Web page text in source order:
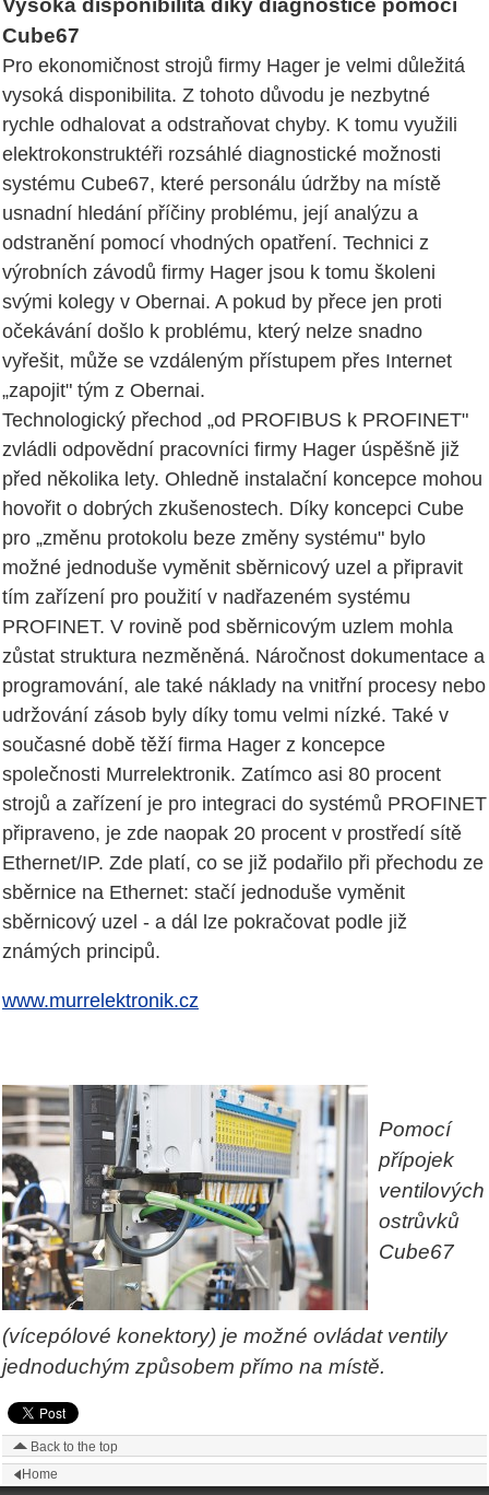
Vysoká disponibilita díky diagnostice pomocí
Cube67
Pro ekonomičnost strojů firmy Hager je velmi důležitá
vysoká disponibilita. Z tohoto důvodu je nezbytné
rychle odhalovat a odstraňovat chyby. K tomu využili
elektrokonstruktéři rozsáhlé diagnostické možnosti
systému Cube67, které personálu údržby na místě
usnadní hledání příčiny problému, její analýzu a
odstranění pomocí vhodných opatření. Technici z
výrobních závodů firmy Hager jsou k tomu školeni
svými kolegy v Obernai. A pokud by přece jen proti
očekávání došlo k problému, který nelze snadno
vyřešit, může se vzdáleným přístupem přes Internet
„zapojit" tým z Obernai.
Technologický přechod „od PROFIBUS k PROFINET"
zvládli odpovědní pracovníci firmy Hager úspěšně již
před několika lety. Ohledně instalační koncepce mohou
hovořit o dobrých zkušenostech. Díky koncepci Cube
pro „změnu protokolu beze změny systému" bylo
možné jednoduše vyměnit sběrnicový uzel a připravit
tím zařízení pro použití v nadřazeném systému
PROFINET. V rovině pod sběrnicovým uzlem mohla
zůstat struktura nezměněná. Náročnost dokumentace a
programování, ale také náklady na vnitřní procesy nebo
udržování zásob byly díky tomu velmi nízké. Také v
současné době těží firma Hager z koncepce
společnosti Murrelektronik. Zatímco asi 80 procent
strojů a zařízení je pro integraci do systémů PROFINET
připraveno, je zde naopak 20 procent v prostředí sítě
Ethernet/IP. Zde platí, co se již podařilo při přechodu ze
sběrnice na Ethernet: stačí jednoduše vyměnit
sběrnicový uzel - a dál lze pokračovat podle již
známých principů.
www.murrelektronik.cz
Pomocí
přípojek
ventilových
ostrůvků
Cube67
(vícepólové konektory) je možné ovládat ventily
jednoduchým způsobem přímo na místě.
Back to the top
Home